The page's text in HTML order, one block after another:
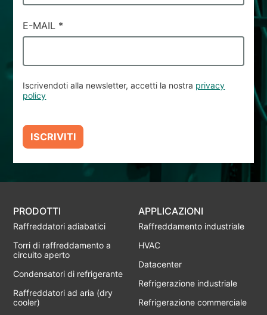
E-MAIL *
Iscrivendoti alla newsletter, accetti la nostra privacy
policy
ISCRIVITI
PRODOTTI
Raffreddatori adiabatici
Torri di raffreddamento a
circuito aperto
Condensatori di refrigerante
Raffreddatori ad aria (dry
cooler)
APPLICAZIONI
Raffreddamento industriale
HVAC
Datacenter
Refrigerazione industriale
Refrigerazione commerciale